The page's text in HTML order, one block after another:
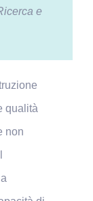
e
qualità
non